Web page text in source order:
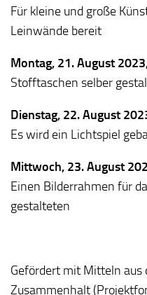
Für kleine und große
Leinwände bereit
Montag, 21. August
Stofftaschen selber
Dienstag, 22. August
Es wird ein Lichtspiel
Mittwoch, 23. August
Einen Bilderrahmen für
gestalteten
Gefördert mit Mitteln aus
Zusammenhalt